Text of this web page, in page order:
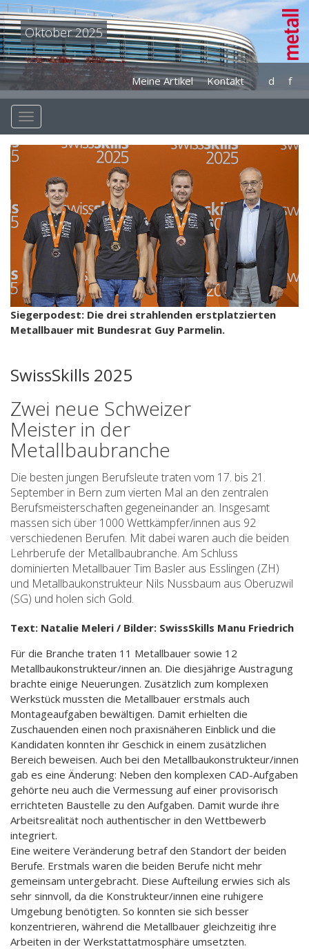
Oktober 2025
Meine Artikel Kontakt d f
Siegerpodest: Die drei strahlenden erstplatzierten
Metallbauer mit Bundesrat Guy Parmelin.
SwissSkills 2025
Zwei neue Schweizer
Meister in der
Metallbaubranche
Die besten jungen Berufsleute traten vom 17. bis 21.
September in Bern zum vierten Mal an den zentralen
Berufsmeisterschaften gegeneinander an. Insgesamt
massen sich über 1000 Wettkämpfer/innen aus 92
verschiedenen Berufen. Mit dabei waren auch die beiden
Lehrberufe der Metallbaubranche. Am Schluss
dominierten Metallbauer Tim Basler aus Esslingen (ZH)
und Metallbaukonstrukteur Nils Nussbaum aus Oberuzwil
(SG) und holen sich Gold.
Text: Natalie Meleri / Bilder: SwissSkills Manu Friedrich
Für die Branche traten 11 Metallbauer sowie 12
Metallbaukonstrukteur/innen an. Die diesjährige Austragung
brachte einige Neuerungen. Zusätzlich zum komplexen
Werkstück mussten die Metallbauer erstmals auch
Montageaufgaben bewältigen. Damit erhielten die
Zuschauenden einen noch praxisnäheren Einblick und die
Kandidaten konnten ihr Geschick in einem zusätzlichen
Bereich beweisen. Auch bei den Metallbaukonstrukteur/innen
gab es eine Änderung: Neben den komplexen CAD-Aufgaben
gehörte neu auch die Vermessung auf einer provisorisch
errichteten Baustelle zu den Aufgaben. Damit wurde ihre
Arbeitsrealität noch authentischer in den Wettbewerb
integriert.
Eine weitere Veränderung betraf den Standort der beiden
Berufe. Erstmals waren die beiden Berufe nicht mehr
gemeinsam untergebracht. Diese Aufteilung erwies sich als
sehr sinnvoll, da die Konstrukteur/innen eine ruhigere
Umgebung benötigten. So konnten sie sich besser
konzentrieren, während die Metallbauer gleichzeitig ihre
Arbeiten in der Werkstattatmosphäre umsetzten.